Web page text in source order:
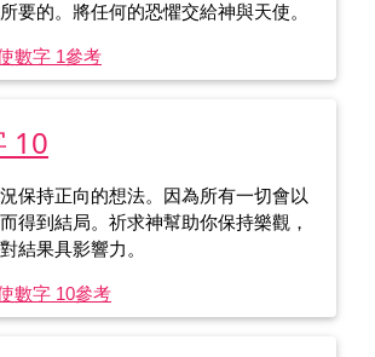
要的。將任何的恐懼交給神與天使。
數字 1參考
10
保持正向的想法。因為所有一切會以
得到結局。祈求神幫助你保持樂觀，
結果具影響力。
數字 10參考